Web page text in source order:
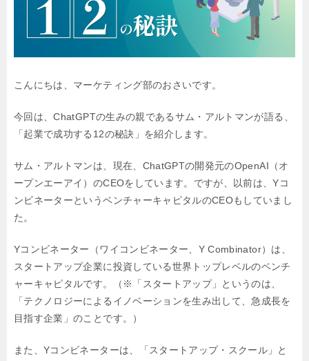
こんにちは、マーケティング部のおさいです。
今回は、ChatGPTの生みの親であるサム・アルトマンが語る、
「起業で成功する12の秘訣」を紹介します。
サム・アルトマンは、現在、ChatGPTの開発元のOpenAI（オ
ープンエーアイ）のCEOをしています。ですが、以前は、Yコ
ンビネーターというベンチャーキャピタルのCEOもしていまし
た。
Yコンビネーター（ワイコンビネーター、Y Combinator）は、
スタートアップ企業に投資している世界トップレベルのベンチ
ャーキャピタルです。（※「スタートアップ」というのは、
「テクノロジーによるイノベーションを生み出して、急成長を
目指す企業」のことです。）
また、Yコンビネーターは、「スタートアップ・スクール」と